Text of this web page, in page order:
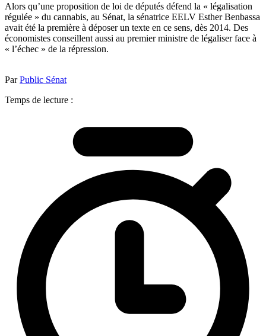
Alors qu’une proposition de loi de députés défend la « légalisation
régulée » du cannabis, au Sénat, la sénatrice EELV Esther Benbassa
avait été la première à déposer un texte en ce sens, dès 2014. Des
économistes conseillent aussi au premier ministre de légaliser face à
« l’échec » de la répression.
ParPublic Sénat
Temps de lecture :